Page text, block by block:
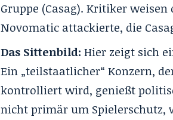
Gruppe (Casag). Kritiker
Novomatic attackierte, die
Das Sittenbild: Hier zeigt sich
Ein „teilstaatlicher“ Konzern,
kontrolliert wird, genießt
nicht primär um Spielerschutz,